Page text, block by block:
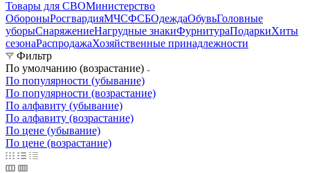
Товары для СВОМинистерство
ОбороныРосгвардияМЧСФСБОдеждаОбувьГоловные
уборыСнаряжениеНагрудные знакиФурнитураПодаркиХиты
сезонаРаспродажаХозяйственные принадлежности
Фильтр
По умолчанию (возрастание)
По популярности (убывание)
По популярности (возрастание)
По алфавиту (убывание)
По алфавиту (возрастание)
По цене (убывание)
По цене (возрастание)